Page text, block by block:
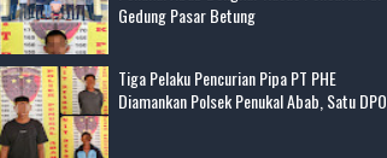
Gedung Pasar Betung
Tiga Pelaku Pencurian Pipa PT PHE
Diamankan Polsek Penukal Abab, Satu DPO